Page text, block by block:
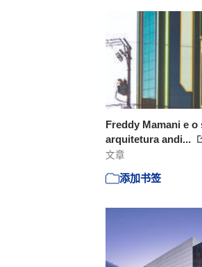
Freddy Mamani e
arquitetura andi...
文章
添加书签